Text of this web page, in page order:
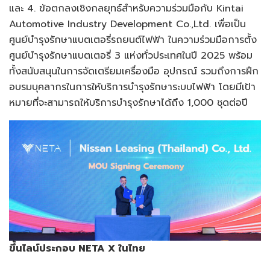
และ 4. ข้อตกลงเชิงกลยุทธ์สำหรับความร่วมมือกับ Kintai
Automotive Industry Development Co.,Ltd. เพื่อเป็น
ศูนย์บำรุงรักษาแบตเตอรี่รถยนต์ไฟฟ้า ในความร่วมมือการตั้ง
ศูนย์บำรุงรักษาแบตเตอรี่ 3 แห่งทั่วประเทศในปี 2025 พร้อม
ทั้งสนับสนุนในการจัดเตรียมเครื่องมือ อุปกรณ์ รวมถึงการฝึก
อบรมบุคลากรในการให้บริการบำรุงรักษาระบบไฟฟ้า โดยมีเป้า
หมายที่จะสามารถให้บริการบำรุงรักษาได้ถึง 1,000 ชุดต่อปี
ขึ้นไลน์ประกอบ NETA X ในไทย